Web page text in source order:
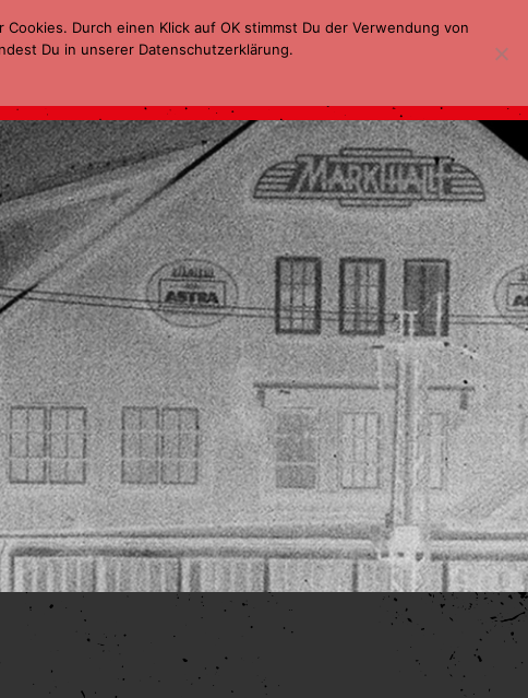
Durch einen Klick auf OK stimmst Du der Verwendung von
Du in unserer Datenschutzerklärung.